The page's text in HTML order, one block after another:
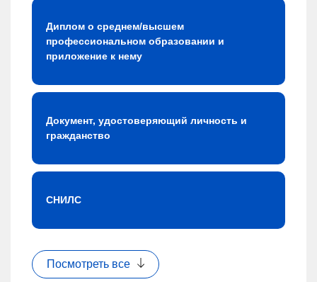
Диплом о среднем/высшем
профессиональном образовании и
приложение к нему
Документ, удостоверяющий личность и
гражданство
СНИЛС
Посмотреть все